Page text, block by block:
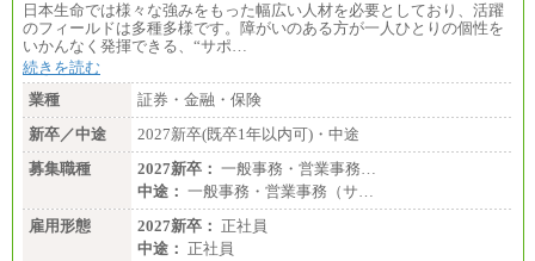
日本生命では様々な強みをもった幅広い人材を必要としており、活躍
のフィールドは多種多様です。障がいのある方が一人ひとりの個性を
いかんなく発揮できる、“サポ…
続きを読む
業種
証券・金融・保険
新卒／中途
2027新卒(既卒1年以内可)・中途
募集職種
2027新卒： 一般事務・営業事務…
中途： 一般事務・営業事務（サ…
雇用形態
2027新卒： 正社員
中途： 正社員